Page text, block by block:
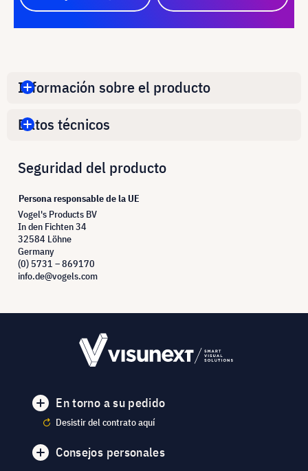
Información sobre el producto
Datos técnicos
Seguridad del producto
Persona responsable de la UE
Vogel's Products BV
In den Fichten 34
32584 Löhne
Germany
(0) 5731 – 869170
info.de@vogels.com
En torno a su pedido
Desistir del contrato aquí
Consejos personales